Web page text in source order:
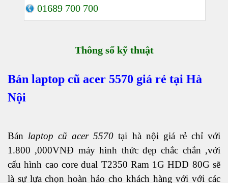
01689 700 700
Thông số kỹ thuật
Bán laptop cũ acer 5570 giá rẻ tại Hà
Nội
Bán laptop cũ acer 5570 tại hà nội giá rẻ chỉ với
1.800 ,000VNĐ máy hình thức đẹp chắc chắn ,với
cấu hình cao core dual T2350 Ram 1G HDD 80G sẽ
là sự lựa chọn hoàn hảo cho khách hàng với với các